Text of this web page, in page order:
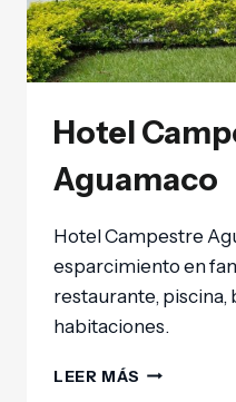
Hotel
Aguamaco
Hotel Campestre
esparcimiento en
restaurante, piscina,
habitaciones.
LEER MÁS